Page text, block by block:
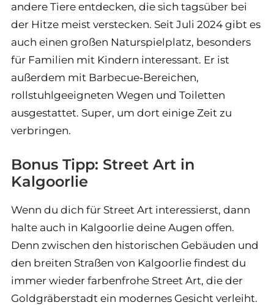
andere Tiere entdecken, die sich tagsüber bei
der Hitze meist verstecken. Seit Juli 2024 gibt es
auch einen großen Naturspielplatz, besonders
für Familien mit Kindern interessant. Er ist
außerdem mit Barbecue‑Bereichen,
rollstuhlgeeigneten Wegen und Toiletten
ausgestattet. Super, um dort einige Zeit zu
verbringen.
Bonus Tipp: Street Art in
Kalgoorlie
Wenn du dich für Street Art interessierst, dann
halte auch in Kalgoorlie deine Augen offen.
Denn zwischen den historischen Gebäuden und
den breiten Straßen von Kalgoorlie findest du
immer wieder farbenfrohe Street Art, die der
Goldgräberstadt ein modernes Gesicht verleiht.